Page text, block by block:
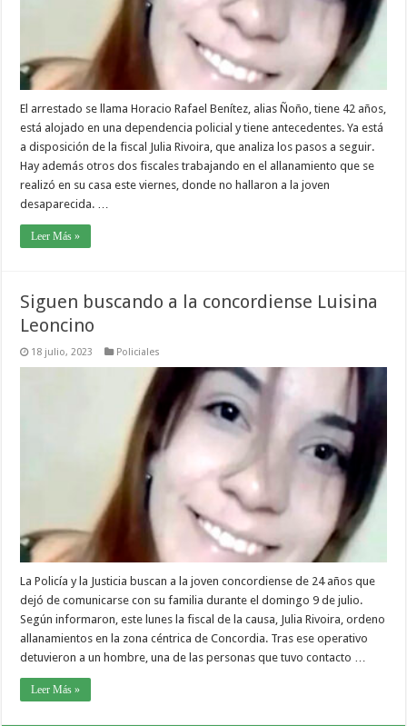
El arrestado se llama Horacio Rafael Benítez, alias Ñoño, tiene 42 años,
está alojado en una dependencia policial y tiene antecedentes. Ya está
a disposición de la fiscal Julia Rivoira, que analiza los pasos a seguir.
Hay además otros dos fiscales trabajando en el allanamiento que se
realizó en su casa este viernes, donde no hallaron a la joven
desaparecida. …
Leer Más »
Siguen buscando a la concordiense Luisina
Leoncino
18 julio, 2023 Policiales
La Policía y la Justicia buscan a la joven concordiense de 24 años que
dejó de comunicarse con su familia durante el domingo 9 de julio.
Según informaron, este lunes la fiscal de la causa, Julia Rivoira, ordeno
allanamientos en la zona céntrica de Concordia. Tras ese operativo
detuvieron a un hombre, una de las personas que tuvo contacto …
Leer Más »